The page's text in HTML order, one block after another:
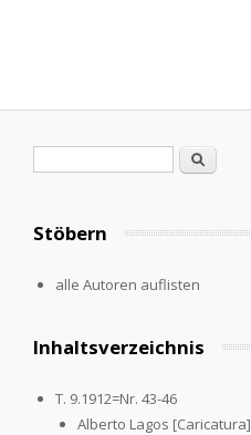
Suche
Stöbern
alle Autoren auflisten
Inhaltsverzeichnis
T. 9.1912=Nr. 43-46
Alberto Lagos [Caricatura]